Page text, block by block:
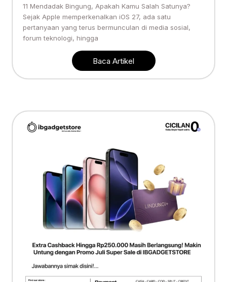
11 Mendadak Bingung, Apakah Kamu Salah Satunya?
Sejak Apple memperkenalkan iOS 27, ada satu
pertanyaan yang terus bermunculan di media sosial,
forum teknologi, hingga
Baca Artikel